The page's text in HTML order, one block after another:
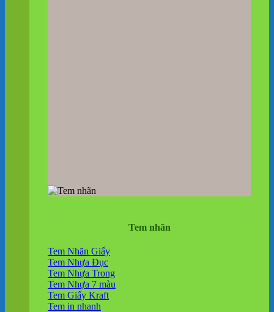
Tem nhãn
Tem Nhãn Giấy
Tem Nhựa Đục
Tem Nhựa Trong
Tem Nhựa 7 màu
Tem Giấy Kraft
Tem in nhanh